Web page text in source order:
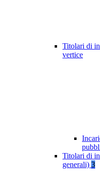
Titolari di
vertice
Titolari di
generali) 3